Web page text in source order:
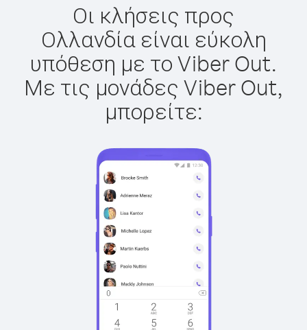
Οι κλήσεις προς
Ολλανδία είναι εύκολη
υπόθεση με το Viber Out.
Με τις μονάδες Viber Out,
μπορείτε: